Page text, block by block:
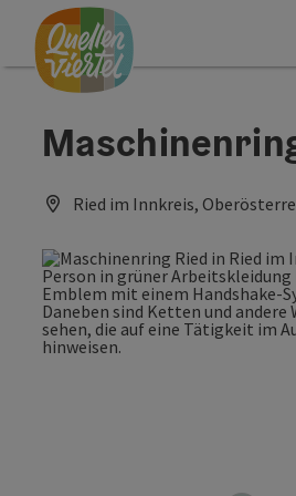
Zum Inhalt
Zur Navigation
Zum Seitenanfang
Ried im Innkreis,